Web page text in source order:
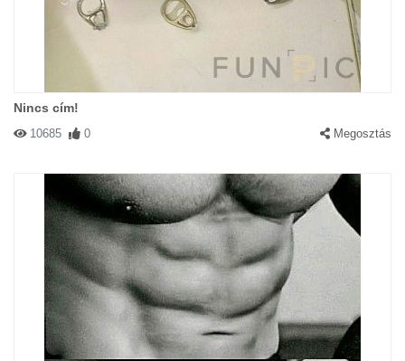
Nincs cím!
10685 0 Megosztás